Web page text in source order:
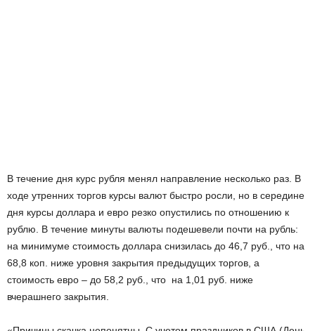
В течение дня курс рубля менял направление несколько раз. В
ходе утренних торгов курсы валют быстро росли, но в середине
дня курсы доллара и евро резко опустились по отношению к
рублю. В течение минуты валюты подешевели почти на рубль:
на минимуме стоимость доллара снизилась до 46,7 руб., что на
68,8 коп. ниже уровня закрытия предыдущих торгов, а
стоимость евро – до 58,2 руб., что на 1,01 руб. ниже
вчерашнего закрытия.